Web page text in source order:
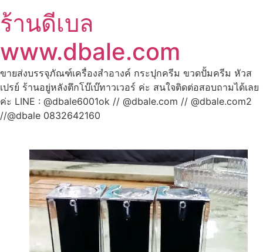
ร้านดีเบล
www.dbale.com
ขายส่งบรรจุภัณฑ์เครื่องสำอางค์ กระปุกครีม ขวดปั้มครีม หัวส
เปรย์ ร้านอยู่หลังตึกโบ๊เบ๊ทาวเวอร์ ค่ะ สนใจติดต่อสอบถามได้เลย
ค่ะ LINE : @dbale6001ok // @dbale.com // @dbale.com2
//@dbale 0832642160